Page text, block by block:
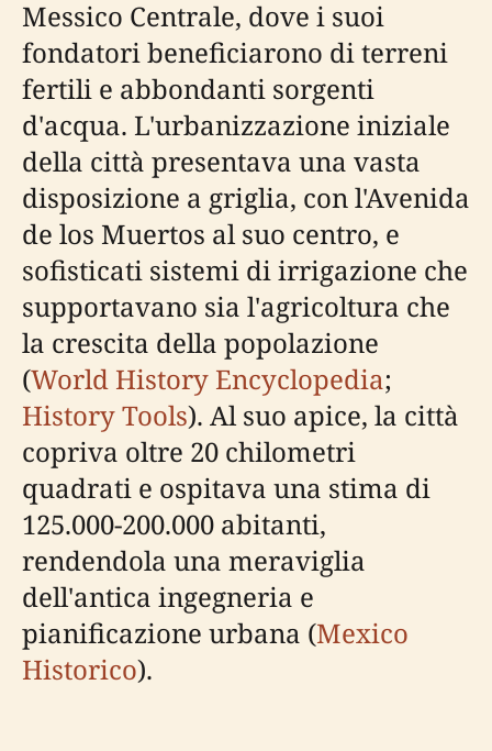
Messico Centrale, dove i suoi
fondatori beneficiarono di terreni
fertili e abbondanti sorgenti
d'acqua. L'urbanizzazione iniziale
della città presentava una vasta
disposizione a griglia, con l'Avenida
de los Muertos al suo centro, e
sofisticati sistemi di irrigazione che
supportavano sia l'agricoltura che
la crescita della popolazione
(World History Encyclopedia;
History Tools). Al suo apice, la città
copriva oltre 20 chilometri
quadrati e ospitava una stima di
125.000-200.000 abitanti,
rendendola una meraviglia
dell'antica ingegneria e
pianificazione urbana (Mexico
Historico).